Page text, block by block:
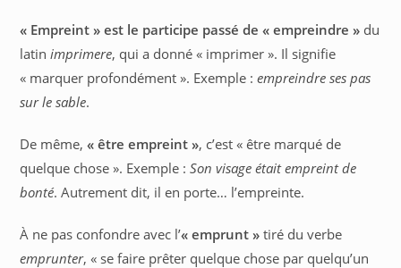
« Empreint » est le participe passé de « empreindre » du
latinimprimere, qui a donné « imprimer ». Il signifie
« marquer profondément ». Exemple :empreindre ses pas
sur le sable.
De même,« être empreint », c’est « être marqué de
quelque chose ». Exemple :Son visage était empreint de
bonté. Autrement dit, il en porte… l’empreinte.
À ne pas confondre avec l’« emprunt » tiré du verbe
emprunter, « se faire prêter quelque chose par quelqu’un